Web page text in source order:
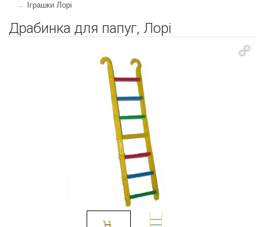
Іграшки Лорі
Драбинка для папуг, Лорі